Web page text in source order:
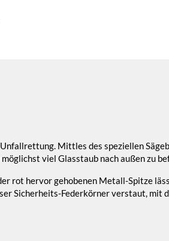
Mittles des speziellen
viel Glasstaub nach außen zu
rot hervor gehobenen Metall-Spitze
Sicherheits-Federkörner verstaut, mit